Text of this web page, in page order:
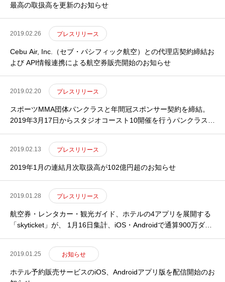
最高の取扱高を更新のお知らせ
2019.02.26 プレスリリース
Cebu Air, Inc.（セブ・パシフィック航空）との代理店契約締結お
よび API情報連携による航空券販売開始のお知らせ
2019.02.20 プレスリリース
スポーツMMA団体パンクラスと年間冠スポンサー契約を締結。
2019年3月17日からスタジオコースト10開催を行うパンクラス大
2019.02.13 プレスリリース
2019年1月の連結月次取扱高が102億円超のお知らせ
2019.01.28 プレスリリース
航空券・レンタカー・観光ガイド、ホテルの4アプリを展開する
「skyticket」が、 1月16日集計、iOS・Androidで通算900万ダウ
2019.01.25 お知らせ
ホテル予約販売サービスのiOS、Androidアプリ版を配信開始のお